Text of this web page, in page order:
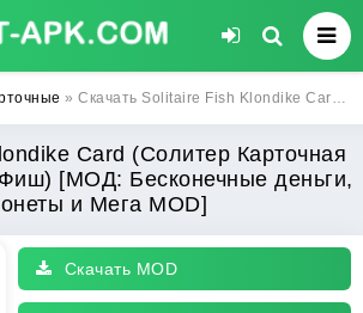
» Скачать Solitaire Fish Klondike Card (Солитер Карточная игра Клондайк Фиш) [МОД: Бесконечные деньги, Монеты и Мега MOD] | Взлом Solitaire Fish Klondike Card на Андроид
Card (Солитер Карточная
[МОД: Бесконечные деньги,
и Мега MOD]
Скачать MOD